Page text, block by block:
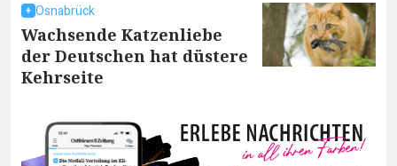
Osnabrück
Wachsende Katzenliebe
der Deutschen hat düstere
Kehrseite